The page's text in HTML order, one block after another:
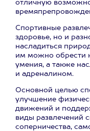
отличную
Спортивные
здоровье, но и
насладиться
им можно обрести
умения, а также
и адреналином.
Основной целью
улучшение
движений и
виды развлечений
соперничества,